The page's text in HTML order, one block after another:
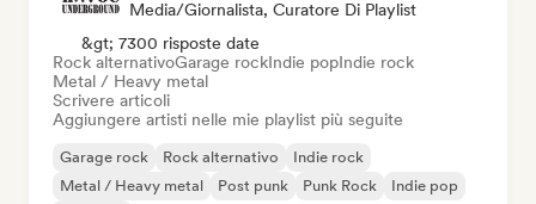
Media/Giornalista, Curatore Di Playlist
&gt; 7300 risposte date
Rock alternativoGarage rockIndie popIndie rock
Metal / Heavy metal
Scrivere articoli
Aggiungere artisti nelle mie playlist più seguite
Garage rock Rock alternativo
Indie rock
Metal / Heavy metal
Post punk Punk Rock
Indie pop